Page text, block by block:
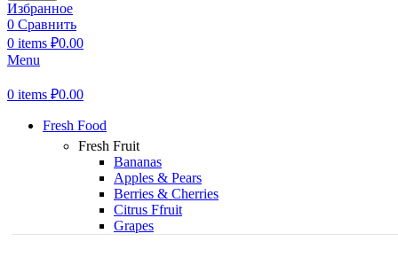
Избранное
0 Сравнить
0 items ₽0.00
Menu
0 items ₽0.00
Fresh Food
Fresh Fruit
Bananas
Apples & Pears
Berries & Cherries
Citrus Ffruit
Grapes